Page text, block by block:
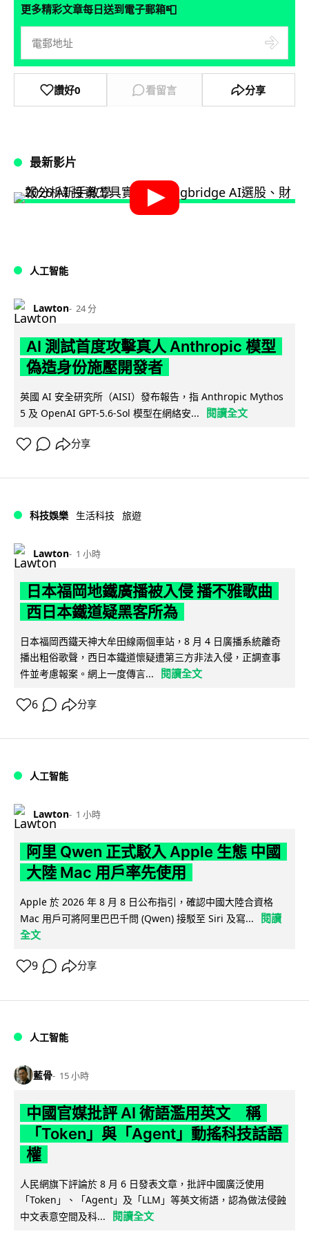
更多精彩文章每日送到電子郵箱📮
讚好0 看留言 分享
最新影片
人工智能
Lawton 24 分
AI 測試首度攻擊真人 Anthropic 模型
偽造身份施壓開發者
英國 AI 安全研究所（AISI）發布報告，指 Anthropic Mythos
5 及 OpenAI GPT-5.6-Sol 模型在網絡安...
閱讀全文
分享
科技娛樂 生活科技 旅遊
Lawton 1 小時
日本福岡地鐵廣播被入侵 播不雅歌曲
西日本鐵道疑黑客所為
日本福岡西鐵天神大牟田線兩個車站，8 月 4 日廣播系統離奇
播出粗俗歌聲，西日本鐵道懷疑遭第三方非法入侵，正調查事
件並考慮報案。網上一度傳言...
閱讀全文
6 分享
人工智能
Lawton 1 小時
阿里 Qwen 正式駁入 Apple 生態 中國
大陸 Mac 用戶率先使用
Apple 於 2026 年 8 月 8 日公布指引，確認中國大陸合資格
Mac 用戶可將阿里巴巴千問 (Qwen) 接駁至 Siri 及寫...
閱讀
全文
9 分享
人工智能
藍骨 15 小時
中國官媒批評 AI 術語濫用英文 稱
「Token」與「Agent」動搖科技話語
權
人民網旗下評論於 8 月 6 日發表文章，批評中國廣泛使用
「Token」、「Agent」及「LLM」等英文術語，認為做法侵蝕
中文表意空間及科...
閱讀全文